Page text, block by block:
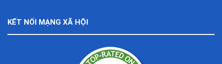
KẾT NỐI MẠNG XÃ HỘI